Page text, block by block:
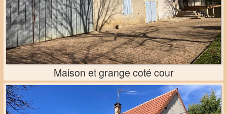
Maison et grange coté cour